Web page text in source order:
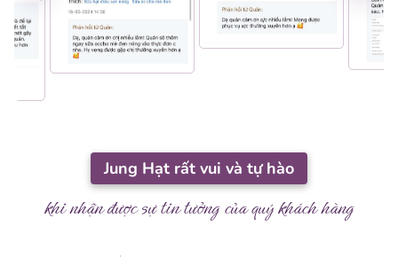
Jung Hạt rất vui và tự hào
khi nhận được sự tin tưởng của quý khách hàng